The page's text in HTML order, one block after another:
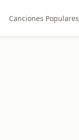
Canciones Populares